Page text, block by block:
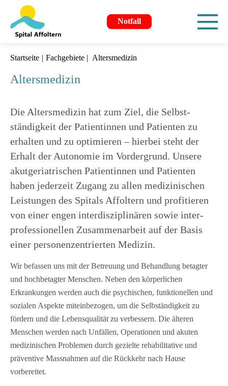
Notfall
Startseite Fachgebiete Altersmedizin
Altersmedizin
Die Altersmedizin hat zum Ziel, die Selbst­
ständig­keit der Patientinnen und Patienten zu
erhalten und zu optimieren – hierbei steht der
Erhalt der Autonomie im Vorder­grund. Unsere
akut­geriatrischen Patientinnen und Patienten
haben jederzeit Zugang zu allen medizin­ischen
Leistungen des Spitals Affoltern und profitieren
von einer engen inter­disziplinären sowie inter­
professionellen Zusammen­arbeit auf der Basis
einer personen­zentrierten Medizin.
Wir befassen uns mit der Betreuung und Behandlung betagter
und hochbetagter Menschen. Neben den körperlichen
Erkrankungen werden auch die psychischen, funktionellen und
sozialen Aspekte miteinbezogen, um die Selbständigkeit zu
fördern und die Lebensqualität zu verbessern. Die älteren
Menschen werden nach Unfällen, Operationen und akuten
medizinischen Problemen durch gezielte rehabilitative und
präventive Massnahmen auf die Rückkehr nach Hause
vorbereitet.